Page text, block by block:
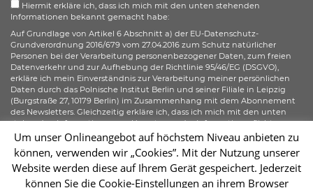
Hiermit erkläre ich, dass ich mich mit den unten stehenden
Informationen bekannt gemacht habe:
Auf Grundlage von Artikel 6 Abschnitt a) der EU-Datenschutz-
Grundverordnung 2016/679 vom 27.04.2016 zum Schutz natürlicher
Personen bei der Verarbeitung personenbezogener Daten, zum freien
Datenverkehr und zur Aufhebung der Richtlinie 95/46/EG (DSGVO),
erkläre ich mein Einverständnis zur Verarbeitung meiner persönlichen
Daten durch das Polnische Institut Berlin und seiner Filiale in Leipzig
(Burgstraße 27, 10179 Berlin) im Zusammenhang mit dem Abonnement
des Newsletters. Gleichzeitig erkläre ich, dass ich mich mit den unten
stehenden Informationen zur Umsetzung der Informationspflicht
gemäß Artikel 13 der DSGVO bezüglich der Verarbeitung meiner
personenbezogenen Daten bekannt gemacht habe und ich mir meiner
gemäß der Artikel 15–20 der DSGVO zustehenden Rechte bewusst bin.
Abonnieren
Um unser Onlineangebot auf höchstem Niveau anbieten zu
können, verwenden wir „Cookies”. Mit der Nutzung unserer
Website werden diese auf Ihrem Gerät gespeichert. Jederzeit
können Sie die Cookie-Einstellungen an ihrem Browser